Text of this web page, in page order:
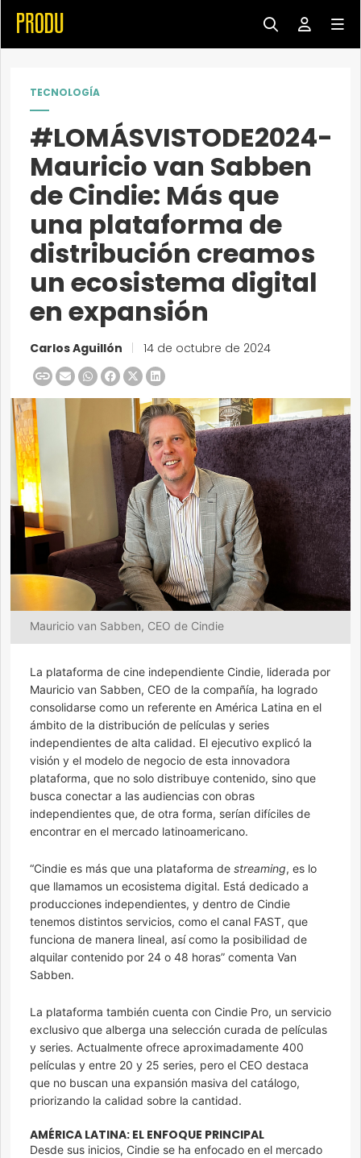
TECNOLOGÍA
#LOMÁSVISTODE2024-
Mauricio van Sabben
de Cindie: Más que
una plataforma de
distribución creamos
un ecosistema digital
en expansión
Carlos Aguillón 14 de octubre de 2024
Mauricio van Sabben, CEO de Cindie
La plataforma de cine independiente Cindie, liderada por
Mauricio van Sabben, CEO de la compañía, ha logrado
consolidarse como un referente en América Latina en el
ámbito de la distribución de películas y series
independientes de alta calidad. El ejecutivo explicó la
visión y el modelo de negocio de esta innovadora
plataforma, que no solo distribuye contenido, sino que
busca conectar a las audiencias con obras
independientes que, de otra forma, serían difíciles de
encontrar en el mercado latinoamericano.
“Cindie es más que una plataforma de streaming, es lo
que llamamos un ecosistema digital. Está dedicado a
producciones independientes, y dentro de Cindie
tenemos distintos servicios, como el canal FAST, que
funciona de manera lineal, así como la posibilidad de
alquilar contenido por 24 o 48 horas” comenta Van
Sabben.
La plataforma también cuenta con Cindie Pro, un servicio
exclusivo que alberga una selección curada de películas
y series. Actualmente ofrece aproximadamente 400
películas y entre 20 y 25 series, pero el CEO destaca
que no buscan una expansión masiva del catálogo,
priorizando la calidad sobre la cantidad.
AMÉRICA LATINA: EL ENFOQUE PRINCIPAL
Desde sus inicios, Cindie se ha enfocado en el mercado